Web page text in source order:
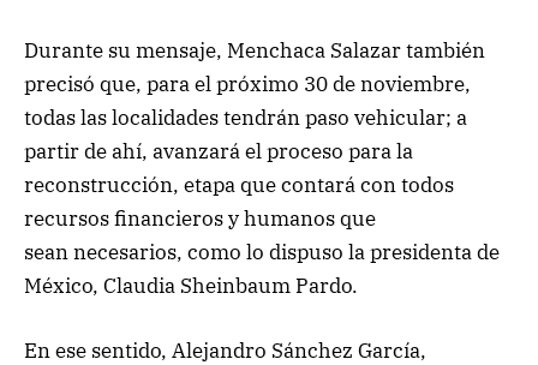
Durante su mensaje, Menchaca Salazar también
precisó que, para el próximo 30 de noviembre,
todas las localidades tendrán paso vehicular; a
partir de ahí, avanzará el proceso para la
reconstrucción, etapa que contará con todos
recursos financieros y humanos que
sean necesarios, como lo dispuso la presidenta de
México, Claudia Sheinbaum Pardo.
En ese sentido, Alejandro Sánchez García,